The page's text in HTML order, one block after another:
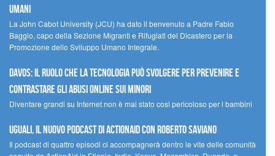
umani
La John Cabot University (JCU) ha dato il benvenuto a Padre Fabio
Baggio, capo della Sezione Migranti e Rifugiati del Dicastero per la
Promozione dello Sviluppo Umano Integrale.
Davos: il ruolo che la tecnologia può svolgere per prevenire e
contrastare gli abusi online sui minori
Diventare grandi su Internet non è mai stato così pericoloso per i bambini
UGUALI, il nuovo podcast di ACTIONAID con Roberto Saviano
Il podcast di quattro episodi ci accompagnerà dentro le vite delle comunità